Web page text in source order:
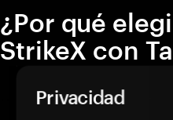
¿Por qué
StrikeX con
Privacidad